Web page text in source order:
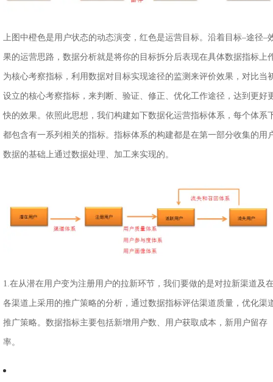
上图中橙色是用户状态的动态演变，红色是运营目标。沿着目标–途径–
果的运营思路，数据分析就是将你的目标拆分后表现在具体数据指标上
为核心考察指标，利用数据对目标实现途径的监测来评价效果，对比当
设立的核心考察指标，来判断、验证、修正、优化工作途径，达到更好
快的效果。依照此思想，我们构建如下数据化运营指标体系，每个体系
都包含有一系列相关的指标。指标体系的构建都是在第一部分收集的用
数据的基础上通过数据处理、加工来实现的。
1.在从潜在用户变为注册用户的拉新环节，我们要做的是对拉新渠道及
各渠道上采用的推广策略的分析，通过数据指标评估渠道质量，优化渠
推广策略。数据指标主要包括新增用户数、用户获取成本，新用户留存
率。